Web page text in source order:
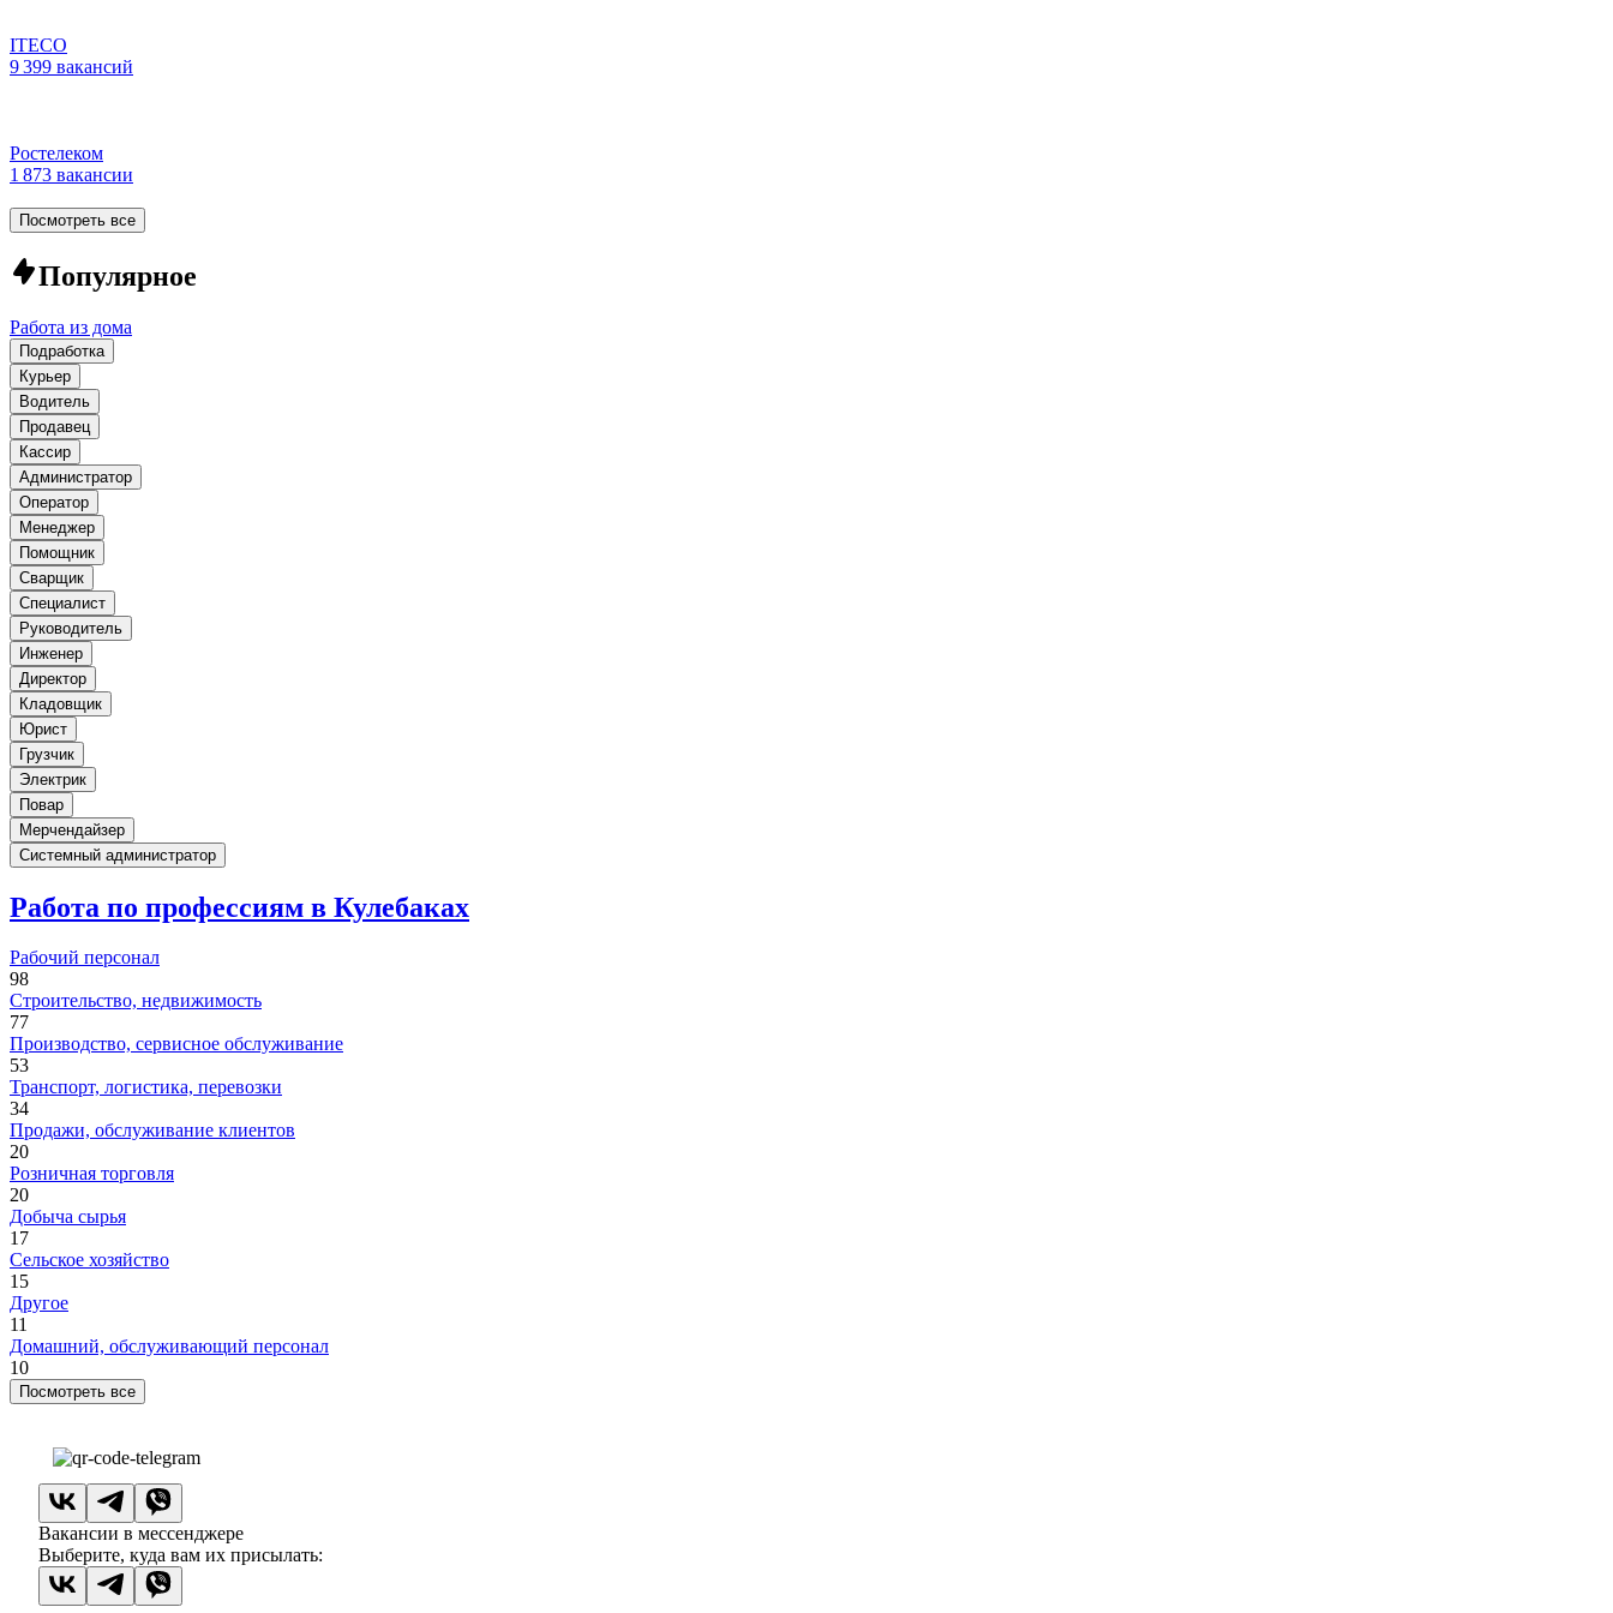
ITECO
9 399 вакансий
Ростелеком
1 873 вакансии
Посмотреть все
Популярное
Работа из дома
Подработка
Курьер
Водитель
Продавец
Кассир
Администратор
Оператор
Менеджер
Помощник
Сварщик
Специалист
Руководитель
Инженер
Директор
Кладовщик
Юрист
Грузчик
Электрик
Повар
Мерчендайзер
Системный администратор
Работа по профессиям в Кулебаках
Рабочий персонал
98
Строительство, недвижимость
77
Производство, сервисное обслуживание
53
Транспорт, логистика, перевозки
34
Продажи, обслуживание клиентов
20
Розничная торговля
20
Добыча сырья
17
Сельское хозяйство
15
Другое
11
Домашний, обслуживающий персонал
10
Посмотреть все
Вакансии в мессенджере
Выберите, куда вам их присылать: